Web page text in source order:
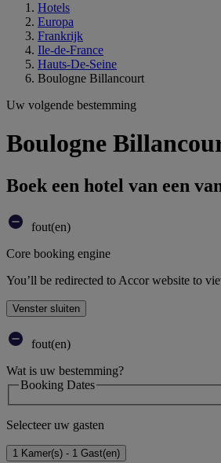
Hotels
Europa
Frankrijk
Ile-de-France
Hauts-De-Seine
Boulogne Billancourt
Uw volgende bestemming
Boulogne
Boek een hotel van een
fout(en)
Core booking engine
You’ll be redirected to Accor website to
Venster sluiten
fout(en)
Wat is uw bestemming?
Booking Dates
Selecteer uw gasten
1 Kamer(s) - 1 Gast(en)